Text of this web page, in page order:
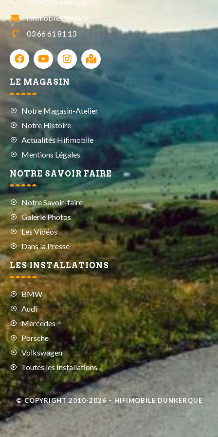
59240 Dunkerque
hifimobile@free.fr
03 66 61 81 13
LE MAGASIN
Notre Magasin-Atelier
Notre Histoire
Actualités Hifimobile
Mentions Légales
NOTRE SAVOIR FAIRE
Notre Savoir-faire
Galerie Photos
Les Vidéos
Dans la Presse
LES INSTALLATIONS
BMW
Audi
Mercedes
Porsche
Volkswagen
Toutes les Installations
© COPYRIGHT 2010-2026 – HIFIMOBILE DUNKERQUE